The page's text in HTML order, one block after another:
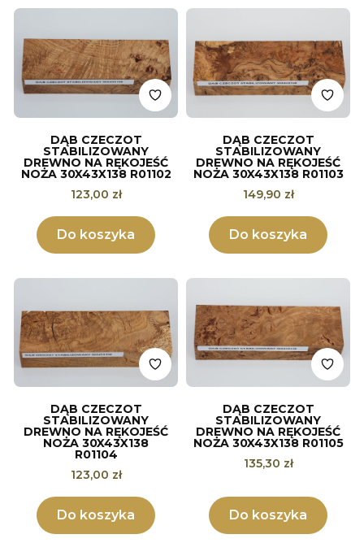
DĄB CZECZOT
STABILIZOWANY
DREWNO NA RĘKOJEŚĆ
NOŻA 30X43X138 R01102
Cena
123,00 zł
Do koszyka
DĄB CZECZOT
STABILIZOWANY
DREWNO NA RĘKOJEŚĆ
NOŻA 30X43X138 R01103
Cena
149,90 zł
Do koszyka
DĄB CZECZOT
STABILIZOWANY
DREWNO NA RĘKOJEŚĆ
NOŻA 30X43X138
R01104
Cena
123,00 zł
Do koszyka
DĄB CZECZOT
STABILIZOWANY
DREWNO NA RĘKOJEŚĆ
NOŻA 30X43X138 R01105
Cena
135,30 zł
Do koszyka